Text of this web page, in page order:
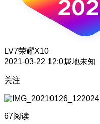
LV7荣耀X10
2021-03-22 12:01属地未知
关注
67阅读